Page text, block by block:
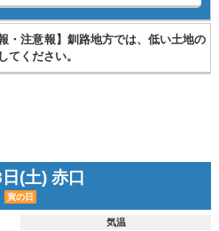
・注意報】釧路地方では、低い土地の
てください。
(土) 赤口
寅の日
気温